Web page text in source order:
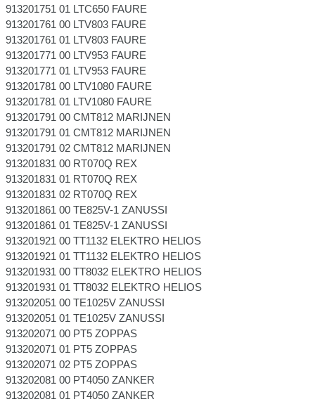
913201751 01 LTC650 FAURE
913201761 00 LTV803 FAURE
913201761 01 LTV803 FAURE
913201771 00 LTV953 FAURE
913201771 01 LTV953 FAURE
913201781 00 LTV1080 FAURE
913201781 01 LTV1080 FAURE
913201791 00 CMT812 MARIJNEN
913201791 01 CMT812 MARIJNEN
913201791 02 CMT812 MARIJNEN
913201831 00 RT070Q REX
913201831 01 RT070Q REX
913201831 02 RT070Q REX
913201861 00 TE825V-1 ZANUSSI
913201861 01 TE825V-1 ZANUSSI
913201921 00 TT1132 ELEKTRO HELIOS
913201921 01 TT1132 ELEKTRO HELIOS
913201931 00 TT8032 ELEKTRO HELIOS
913201931 01 TT8032 ELEKTRO HELIOS
913202051 00 TE1025V ZANUSSI
913202051 01 TE1025V ZANUSSI
913202071 00 PT5 ZOPPAS
913202071 01 PT5 ZOPPAS
913202071 02 PT5 ZOPPAS
913202081 00 PT4050 ZANKER
913202081 01 PT4050 ZANKER